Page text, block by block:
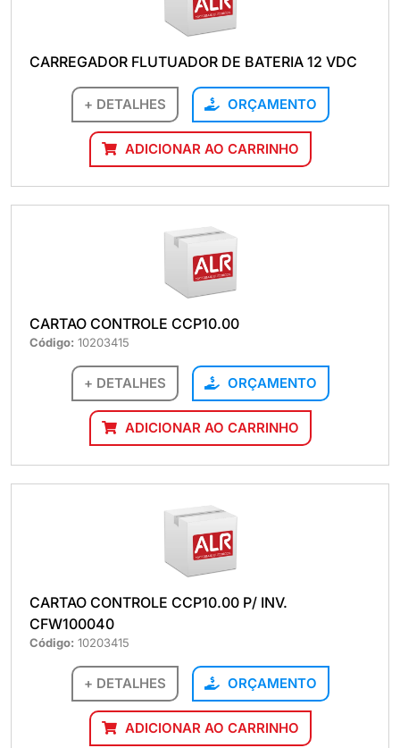
CARREGADOR FLUTUADOR DE BATERIA 12 VDC
+ DETALHES ORÇAMENTO
ADICIONAR AO CARRINHO
CARTAO CONTROLE CCP10.00
Código: 10203415
+ DETALHES ORÇAMENTO
ADICIONAR AO CARRINHO
CARTAO CONTROLE CCP10.00 P/ INV.
CFW100040
Código: 10203415
+ DETALHES ORÇAMENTO
ADICIONAR AO CARRINHO